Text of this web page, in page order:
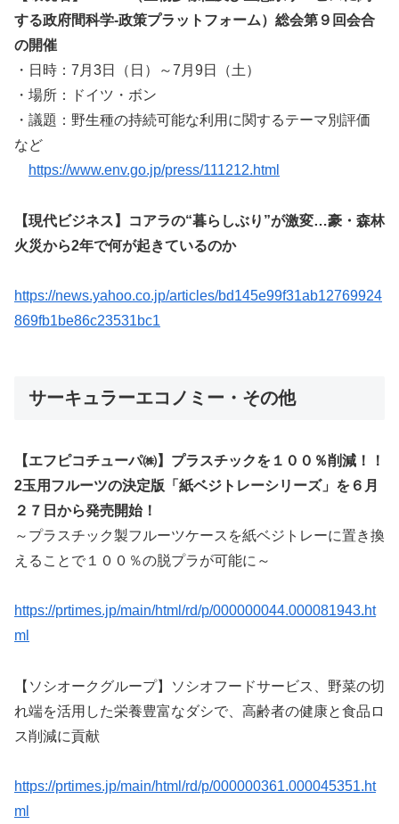
する政府間科学-政策プラットフォーム）総会第９回会合
の開催
・日時：7月3日（日）～7月9日（土）
・場所：ドイツ・ボン
・議題：野生種の持続可能な利用に関するテーマ別評価
など
https://www.env.go.jp/press/111212.html
【現代ビジネス】コアラの“暮らしぶり”が激変…豪・森林
火災から2年で何が起きているのか
https://news.yahoo.co.jp/articles/bd145e99f31ab12769924
869fb1be86c23531bc1
サーキュラーエコノミー・その他
【エフピコチューパ㈱】プラスチックを１００％削減！！
2玉用フルーツの決定版「紙ベジトレーシリーズ」を６月
２７日から発売開始！
～プラスチック製フルーツケースを紙ベジトレーに置き換
えることで１００％の脱プラが可能に～
https://prtimes.jp/main/html/rd/p/000000044.000081943.ht
ml
【ソシオークグループ】ソシオフードサービス、野菜の切
れ端を活用した栄養豊富なダシで、高齢者の健康と食品ロ
ス削減に貢献
https://prtimes.jp/main/html/rd/p/000000361.000045351.ht
ml